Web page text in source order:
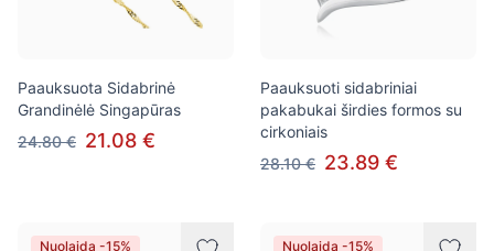
Paauksuota Sidabrinė
Grandinėlė Singapūras
24.80 € 21.08 €
Paauksuoti sidabriniai
pakabukai širdies formos su
cirkoniais
28.10 € 23.89 €
Nuolaida -15% Nuolaida -15%